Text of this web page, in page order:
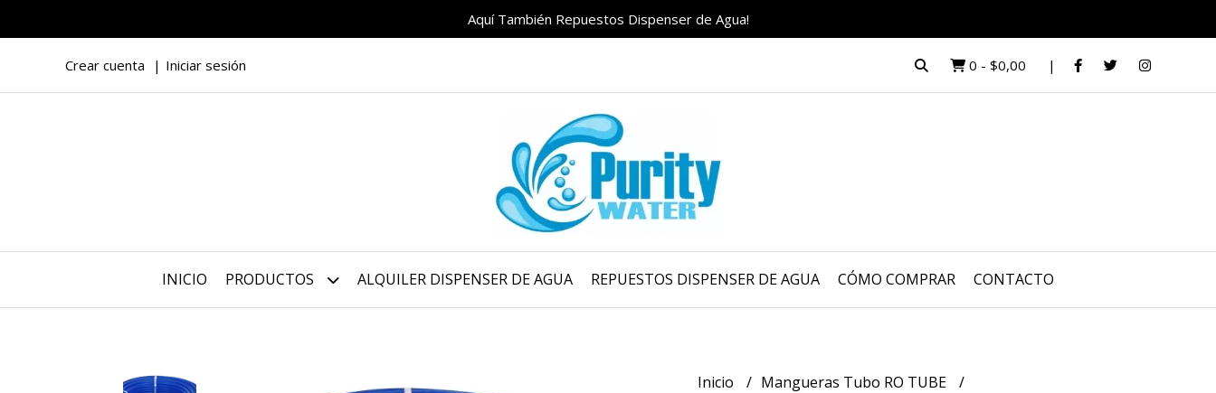
Aquí También Repuestos Dispenser de Agua!
Crear cuenta Iniciar sesión 0 - $0,00
INICIO PRODUCTOS ALQUILER DISPENSER DE AGUA REPUESTOS DISPENSER DE AGUA CÓMO COMPRAR CONTACTO
Inicio
Mangueras Tubo RO TUBE